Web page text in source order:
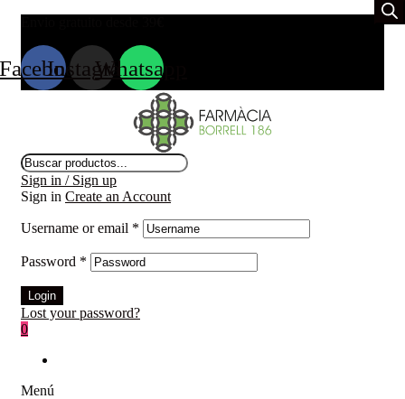
Instagram
Whatsapp
Búsqueda
de
productos
Sign in / Sign up
Sign in Create an Account
Username or email *
Password *
Login
Lost your password?
0
Menú